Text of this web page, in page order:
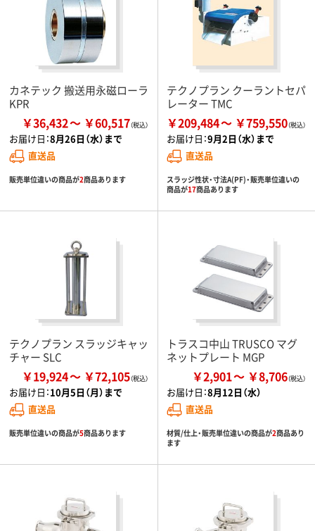
カネテック 搬送用永磁ローラ
KPR
￥36,432 ￥60,517
お届け日：8月26日（水）まで
直送品
販売単位違いの商品が2商品あります
テクノプラン クーラントセパ
レーター TMC
￥209,484 ￥759,550
お届け日：9月2日（水）まで
直送品
スラッジ性状・寸法A(PF)・販売単位違いの
商品が17商品あります
テクノプラン スラッジキャッ
チャー SLC
￥19,924 ￥72,105
お届け日：10月5日（月）まで
直送品
販売単位違いの商品が5商品あります
トラスコ中山 TRUSCO マグ
ネットプレート MGP
￥2,901 ￥8,706
お届け日：8月12日（水）
直送品
材質/仕上・販売単位違いの商品が2商品あり
ます